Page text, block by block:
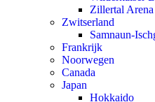
Zillertal Arena
Zwitserland
Samnaun-
Frankrijk
Noorwegen
Canada
Japan
Hokkaido